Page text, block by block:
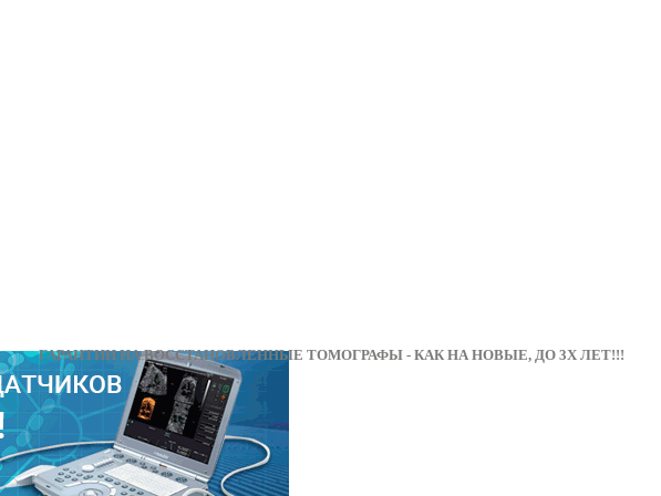
ГАРАНТИИ НА ВОССТАНОВЛЕННЫЕ ТОМОГРАФЫ - КАК НА